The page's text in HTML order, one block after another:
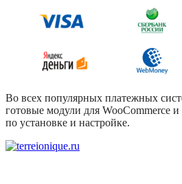
Во всех популярных платежных
готовые модули для WooCommerce
по установке и настройке.